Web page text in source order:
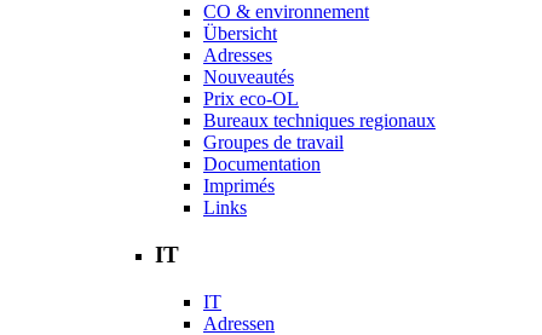
CO & environnement
Übersicht
Adresses
Nouveautés
Prix eco-OL
Bureaux techniques regionaux
Groupes de travail
Documentation
Imprimés
Links
IT
IT
Adressen